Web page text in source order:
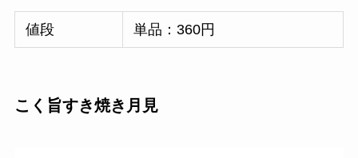
値段 単品：360円
こく旨すき焼き月見